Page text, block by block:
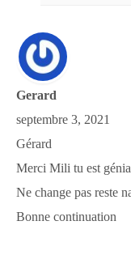
Gerard
septembre 3, 2021
Gérard
Merci Mili tu est
Ne change pas reste
Bonne continuation